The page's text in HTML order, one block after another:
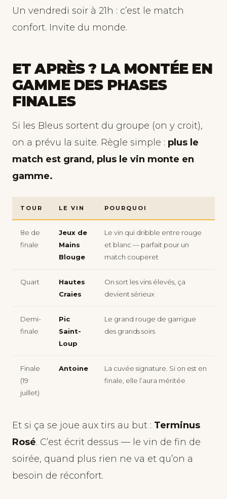
Un vendredi soir à 21h : c’est le match
confort. Invite du monde.
ET APRÈS ? LA MONTÉE EN
GAMME DES PHASES
FINALES
Si les Bleus sortent du groupe (on y croit),
on a prévu la suite. Règle simple : plus le
match est grand, plus le vin monte en
gamme.
TOUR LE VIN POURQUOI
8e de
finale
Jeux de
Mains
Blouge
Le vin qui dribble entre rouge
et blanc — parfait pour un
match couperet
Quart
Hautes
Craies
On sort les vins élevés, ça
devient sérieux
Demi-
finale
Pic
Saint-
Loup
Le grand rouge de garrigue
des grands soirs
Finale
(19
juillet)
Antoine
La cuvée signature. Si on est en
finale, elle l’aura méritée
Et si ça se joue aux tirs au but : Terminus
Rosé. C’est écrit dessus — le vin de fin de
soirée, quand plus rien ne va et qu’on a
besoin de réconfort.